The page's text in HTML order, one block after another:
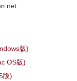
版)
OS版)
版)